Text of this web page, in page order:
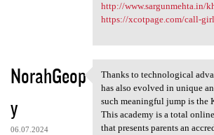
http://www.sargunmehta.in/
https://xcotpage.com/call-
NorahGeop
y
06.07.2024
Thanks to
Thanks to technological
has also evolved in unique
such meaningful jump is the
This academy is a total
that presents parents an